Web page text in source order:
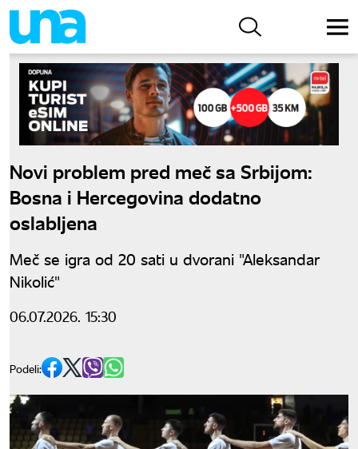
Novi problem pred meč sa Srbijom:
Bosna i Hercegovina dodatno
oslabljena
Meč se igra od 20 sati u dvorani "Aleksandar
Nikolić"
06.07.2026. 15:30
Podeli: